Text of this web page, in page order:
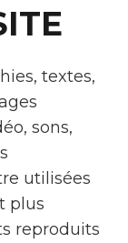
textes,
sons,
utilisées
plus
reproduits